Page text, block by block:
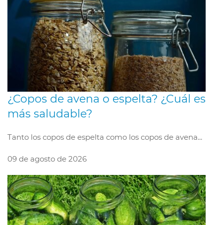
¿Copos de avena o espelta? ¿Cuál es
más saludable?
Tanto los copos de espelta como los copos de avena...
09 de agosto de 2026